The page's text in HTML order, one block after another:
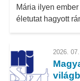
Mária ilyen
életutat hagyott
2026.